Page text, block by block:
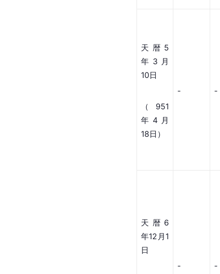
天暦5
年3月
10日
（951
年4月
18日）
- -
天暦6
年12月1
日
- -